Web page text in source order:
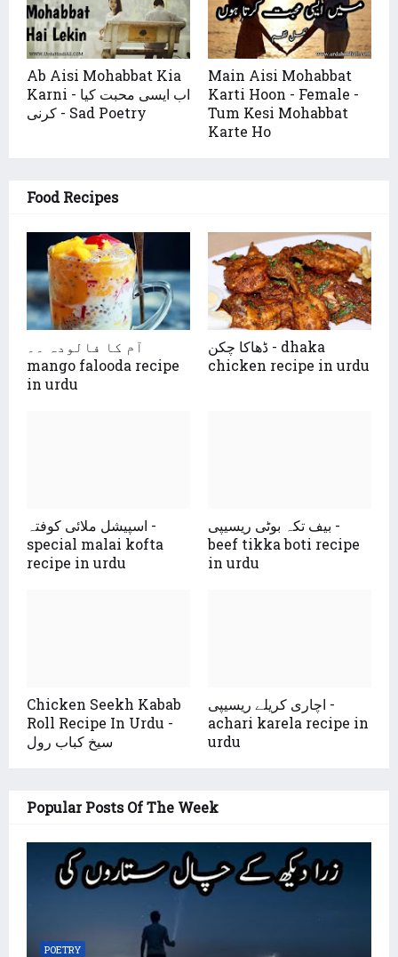
Ab Aisi Mohabbat Kia
Karni - اب ایسی محبت کیا
کرنی - Sad Poetry
Main Aisi Mohabbat
Karti Hoon - Female -
Tum Kesi Mohabbat
Karte Ho
Food Recipes
آم کا فالودہ ۔۔
mango falooda recipe
in urdu
ڈھاکا چکن - dhaka
chicken recipe in urdu
اسپیشل ملائی کوفتہ -
special malai kofta
recipe in urdu
بیف تکہ بوٹی ریسیپی -
beef tikka boti recipe
in urdu
Chicken Seekh Kabab
Roll Recipe In Urdu -
سیخ کباب رول
اچاری کریلے ریسیپی -
achari karela recipe in
urdu
Popular Posts Of The Week
POETRY